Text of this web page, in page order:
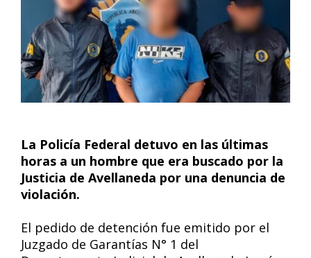
La Policía Federal detuvo en las últimas
horas a un hombre que era buscado por la
Justicia de Avellaneda por una denuncia de
violación.
El pedido de detención fue emitido por el
Juzgado de Garantías N° 1 del